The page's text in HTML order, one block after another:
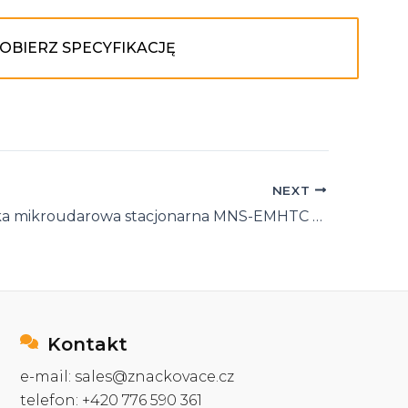
SPECYFIKACJĘ
NEXT
Znakowarka mikroudarowa stacjonarna MNS-EMHTC (elektromagnetyczna)
Kontakt
e-mail: sales@znackovace.cz
telefon: +420 776 590 361